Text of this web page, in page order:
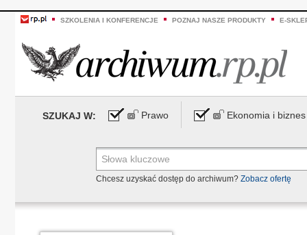
SZKOLENIA I KONFERENCJE POZNAJ NASZE PRODUKTY E-
SZUKAJ W: Prawo Ekonomia i biznes
Chcesz uzyskać dostęp do archiwum? Zobacz ofertę